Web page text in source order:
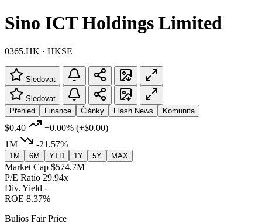
Sino ICT Holdings Limited
0365.HK · HKSE
Sledovat
Sledovat
Přehled
Finance Články Flash News Komunita
$0.40 +0.00% (+$0.00)
1M
-21.57%
1M 6M YTD 1Y 5Y MAX
Market Cap $574.7M
P/E Ratio 29.94x
Div. Yield -
ROE 8.37%
Bulios Fair Price